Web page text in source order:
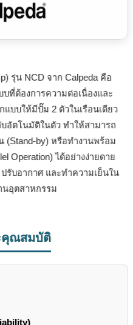
รุ่น NCD จาก Calpeda คือ
ที่ต้องการความต่อเนื่องและ
บบให้มีปั๊ม 2 ตัวในเรือนเดียว
อัตโนมัติในตัว ทำให้สามารถ
(Stand-by) หรือทำงานพร้อม
Operation) ได้อย่างง่ายดาย
รับอากาศ และทำความเย็นใน
นอุตสาหกรรม
คุณสมบัติ